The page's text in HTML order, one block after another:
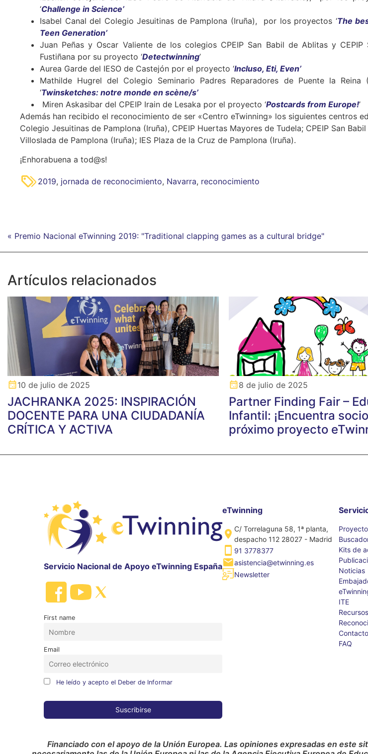
‘Challenge in Science’
Isabel Canal del Colegio Jesuitinas de Pamplona (Iruña), por los proyectos ‘The
Teen Generation’
Juan Peñas y Oscar Valiente de los colegios CPEIP San Babil de Ablitas y
Fustiñana por su proyecto ‘Detectwinning’
Aurea Garde del IESO de Castejón por el proyecto ‘Incluso, Eti, Even’
Mathilde Hugrel del Colegio Seminario Padres Reparadores de Puente la
‘Twinsketches: notre monde en scène/s’
Miren Askasibar del CPEIP Irain de Lesaka por el proyecto ‘Postcards from Europe!’
Además han recibido el reconocimiento de ser «Centro eTwinning» los siguientes centros
Colegio Jesuitinas de Pamplona (Iruña), CPEIP Huertas Mayores de Tudela; CPEIP San
Villoslada de Pamplona (Iruña); IES Plaza de la Cruz de Pamplona (Iruña).
¡Enhorabuena a tod@s!
2019, jornada de reconocimiento, Navarra, reconocimiento
« Premio Nacional eTwinning 2019: "Traditional clapping games as a cultural bridge"
Artículos relacionados
10 de julio de 2025
JACHRANKA 2025: INSPIRACIÓN
DOCENTE PARA UNA CIUDADANÍA
CRÍTICA Y ACTIVA
8 de julio de 2025
Partner Finding Fair –
Infantil: ¡Encuentra
próximo proyecto
Servicio Nacional de Apoyo eTwinning España
First name
Email
He leído y acepto el Deber de Informar
eTwinning
C/ Torrelaguna 58, 1ª planta,
despacho 112 28027 - Madrid
91 3778377
asistencia@etwinning.es
Newsletter
Kits de
Noticias
ITE
Recursos
Contacto
FAQ
Financiado con el apoyo de la Unión Europea. Las opiniones expresadas en este